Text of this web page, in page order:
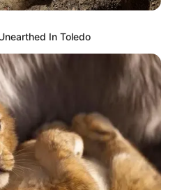
annehathaway)
In Toledo